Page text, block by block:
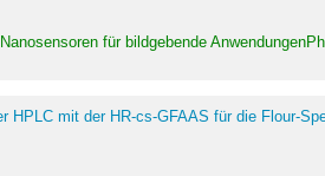
für bildgebende
HPLC mit der HR-cs-GFAAS für die Flour-